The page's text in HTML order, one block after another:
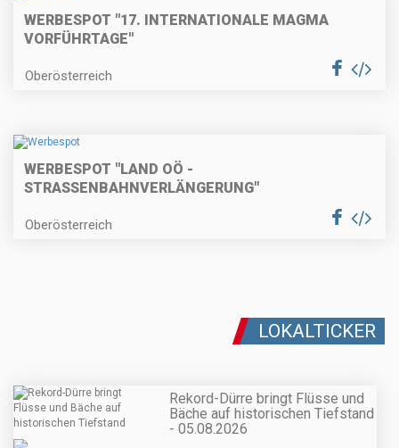
WERBESPOT "17. INTERNATIONALE MAGMA
VORFÜHRTAGE"
Oberösterreich
WERBESPOT "LAND OÖ -
STRASSENBAHNVERLÄNGERUNG"
Oberösterreich
LOKALTICKER
Rekord-Dürre bringt Flüsse und
Bäche auf historischen Tiefstand
- 05.08.2026